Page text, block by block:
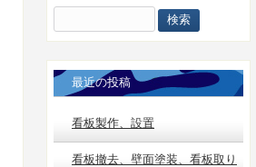
索:
最近の投稿
看板製作、設置
看板撤去、壁面塗装、看板取り